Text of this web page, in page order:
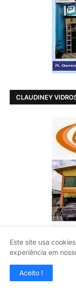
CLAUDINEY
Este site usa
experiência em
Aceito !